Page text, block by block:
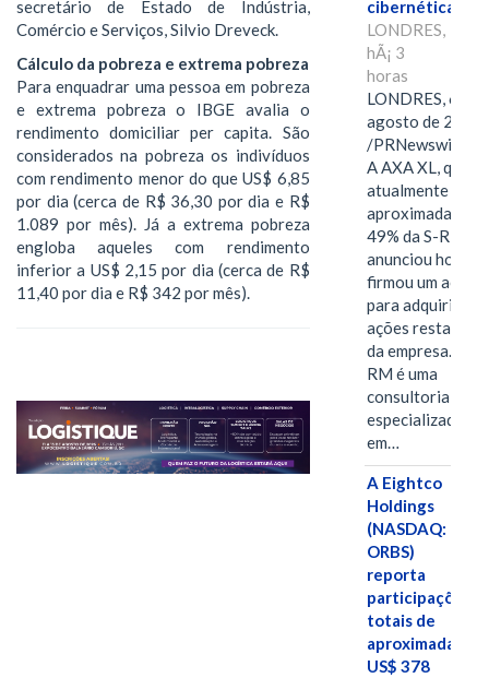
secretário de Estado de Indústria,
Comércio e Serviços, Silvio Dreveck.
Cálculo da pobreza e extrema pobreza
Para enquadrar uma pessoa em pobreza
e extrema pobreza o IBGE avalia o
rendimento domiciliar per capita. São
considerados na pobreza os indivíduos
com rendimento menor do que US$ 6,85
por dia (cerca de R$ 36,30 por dia e R$
1.089 por mês). Já a extrema pobreza
engloba aqueles com rendimento
inferior a US$ 2,15 por dia (cerca de R$
11,40 por dia e R$ 342 por mês).
cibernética
LONDRES,
hÃ¡ 3
horas
LONDRES, 6 de
agosto de 2026
/PRNewswire/ --
A AXA XL, que
atualmente
49% da S-RM,
anunciou hoje
firmou um
para adquirir as
ações restantes
da empresa. A S-
RM é uma
consultoria
especializada
em…
A Eightco
Holdings
(NASDAQ:
ORBS)
reporta
participações
totais de
US$ 378